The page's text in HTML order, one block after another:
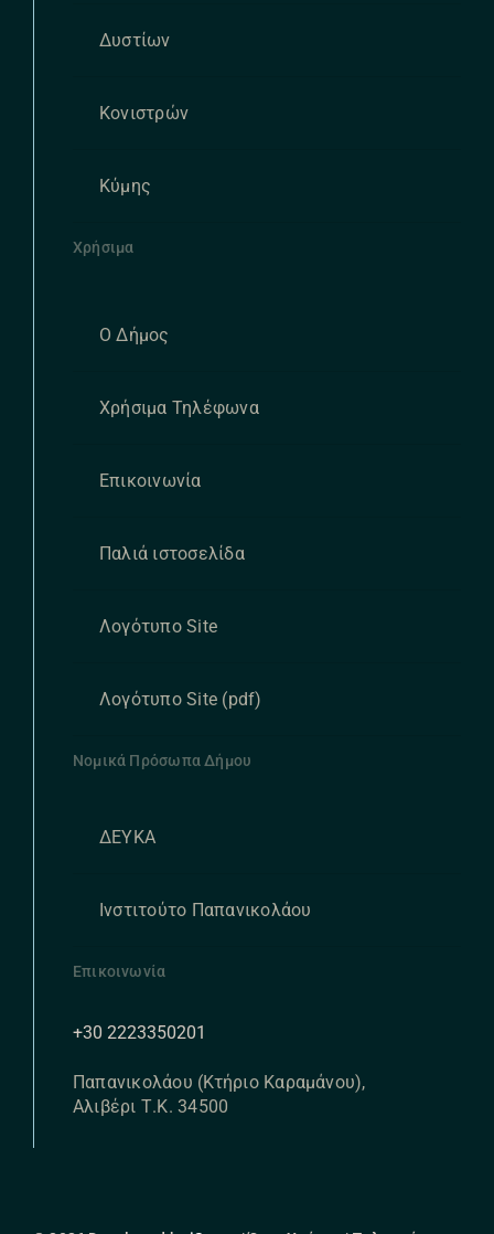
Δυστίων
Κονιστρών
Κύμης
Χρήσιμα
Ο Δήμος
Χρήσιμα Τηλέφωνα
Επικοινωνία
Παλιά ιστοσελίδα
Λογότυπο Site
Λογότυπο Site (pdf)
Νομικά Πρόσωπα Δήμου
ΔΕΥΚΑ
Ινστιτούτο Παπανικολάου
Επικοινωνία
+30 2223350201
Παπανικολάου (Κτήριο Καραμάνου),
Αλιβέρι Τ.Κ. 34500